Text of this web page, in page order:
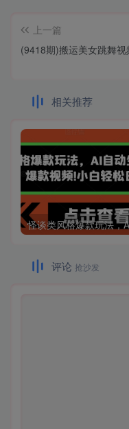
上一篇
(9418期)搬运美女跳舞
相关推荐
评论 抢沙发